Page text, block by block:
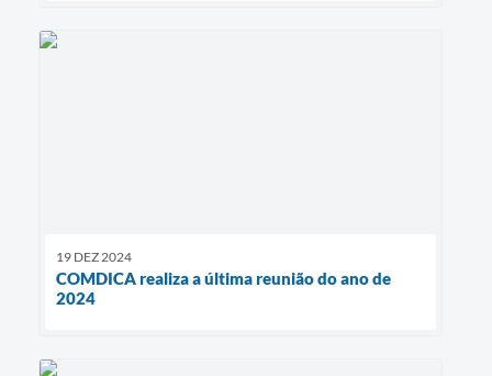
19 DEZ 2024
COMDICA realiza a última reunião do ano de
2024